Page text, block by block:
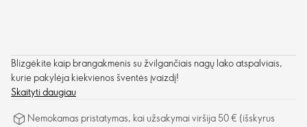
Blizgėkite kaip brangakmenis su žvilgančiais nagų lako atspalviais,
kurie pakylėja kiekvienos šventės įvaizdį!
Skaityti daugiau
Nemokamas pristatymas, kai užsakymai viršija 50 € (išskyrus